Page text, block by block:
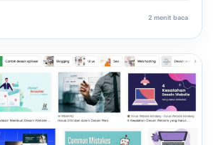
2 menit baca